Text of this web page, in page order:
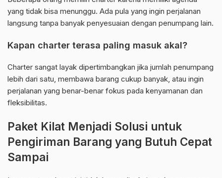
yang tidak bisa menunggu. Ada pula yang ingin perjalanan
langsung tanpa banyak penyesuaian dengan penumpang lain.
Kapan charter terasa paling masuk akal?
Charter sangat layak dipertimbangkan jika jumlah penumpang
lebih dari satu, membawa barang cukup banyak, atau ingin
perjalanan yang benar-benar fokus pada kenyamanan dan
fleksibilitas.
Paket Kilat Menjadi Solusi untuk
Pengiriman Barang yang Butuh Cepat
Sampai